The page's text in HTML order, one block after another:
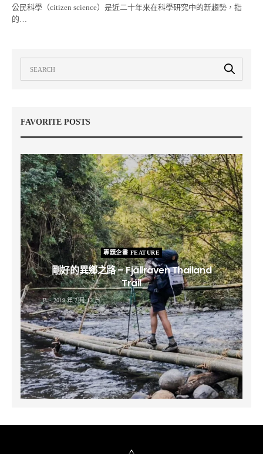
公民科學（citizen science）是近二十年來在科學研究中的新趨勢，指
的…
FAVORITE POSTS
專題企畫 FEATURE
剛好的異鄉之路 – Fjällräven Thailand
Trail
B 2019 年 2 月 12 日